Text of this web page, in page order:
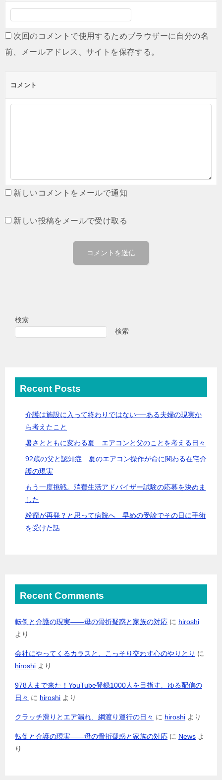
次回のコメントで使用するためブラウザーに自分の名
前、メールアドレス、サイトを保存する。
コメント
新しいコメントをメールで通知
新しい投稿をメールで受け取る
検索
検索
Recent Posts
介護は施設に入って終わりではない──ある夫婦の現実か
ら考えたこと
暑さとともに変わる夏 エアコンと父のことを考える日々
92歳の父と認知症…夏のエアコン操作が命に関わる在宅介
護の現実
もう一度挑戦。消費生活アドバイザー試験の応募を決めま
した
粉瘤が再発？と思って病院へ 早めの受診でその日に手術
を受けた話
Recent Comments
転倒と介護の現実――母の骨折疑惑と家族の対応 に hiroshi
より
会社にやってくるカラスと、こっそり交わす心のやりとり に
hiroshi より
978人まで来た！YouTube登録1000人を目指す、ゆる配信の
日々 に hiroshi より
クラッチ滑りとエア漏れ、綱渡り運行の日々 に hiroshi より
転倒と介護の現実――母の骨折疑惑と家族の対応 に News よ
り